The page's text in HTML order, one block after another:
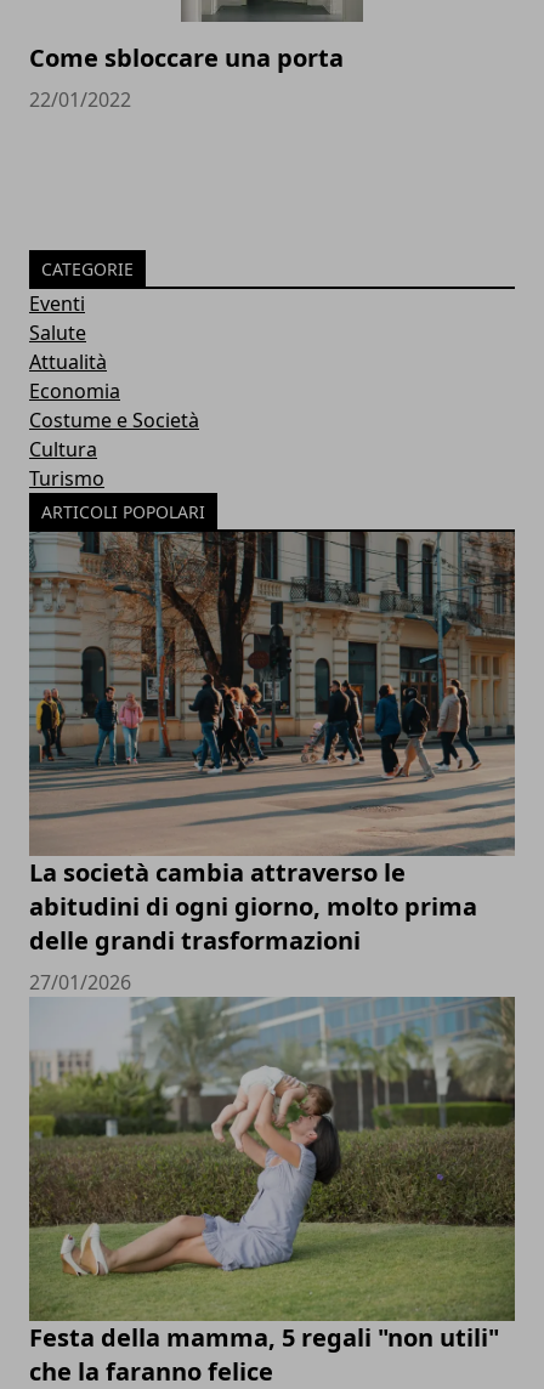
Come sbloccare una porta
22/01/2022
CATEGORIE
Eventi
Salute
Attualità
Economia
Costume e Società
Cultura
Turismo
ARTICOLI POPOLARI
La società cambia attraverso le
abitudini di ogni giorno, molto prima
delle grandi trasformazioni
27/01/2026
Festa della mamma, 5 regali "non utili"
che la faranno felice